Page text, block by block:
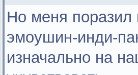
Но меня поразил
эмоушин-инди-
изначально на